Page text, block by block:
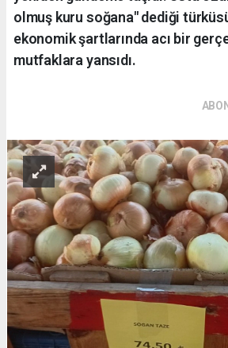
olmuş kuru soğana" dediği
ekonomik şartlarında acı bir
mutfaklara yansıdı.